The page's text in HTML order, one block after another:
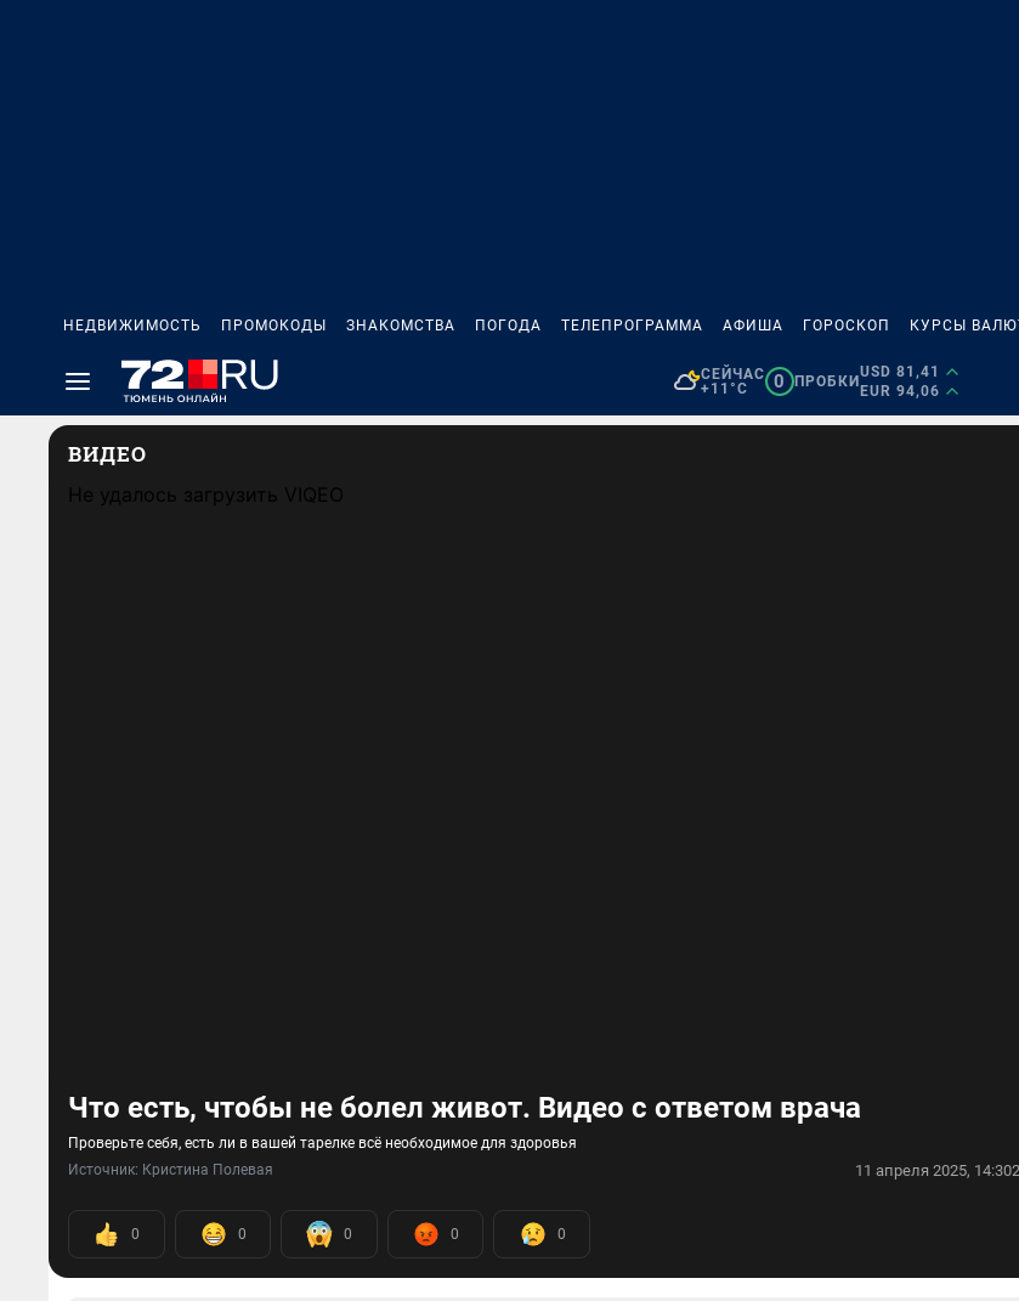
НЕДВИЖИМОСТЬ ПРОМОКОДЫ ЗНАКОМСТВА ПОГОДА ТЕЛЕПРОГРАММА АФИША ГОРОСКОП КУРСЫ
СЕЙЧАС
+11°C
0 ПРОБКИ
USD 81,41
EUR 94,06
ВИДЕО
Не удалось загрузить VIQEO
Что есть, чтобы не болел живот. Видео с ответом врача
Проверьте себя, есть ли в вашей тарелке всё необходимое для здоровья
Источник: Кристина Полевая 11 апреля 2025, 14:30
0 0 0 0 0